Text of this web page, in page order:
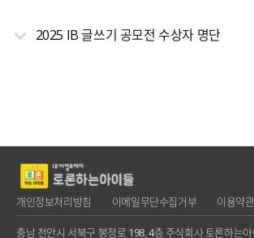
2025 IB 글쓰기 공모전 수상자 명단
개인정보처리방침 이메일무단수집거부
이용약관
충남 천안시 서북구 봉정로 198, 4층 주식회사 토론하는